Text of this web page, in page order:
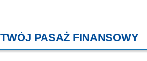
TWÓJ PASAŻ FINANSOWY